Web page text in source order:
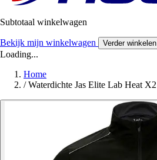
Subtotaal winkelwagen
Bekijk mijn winkelwagen Verder winkelen
Loading...
Home
/ Waterdichte Jas Elite Lab Heat X2